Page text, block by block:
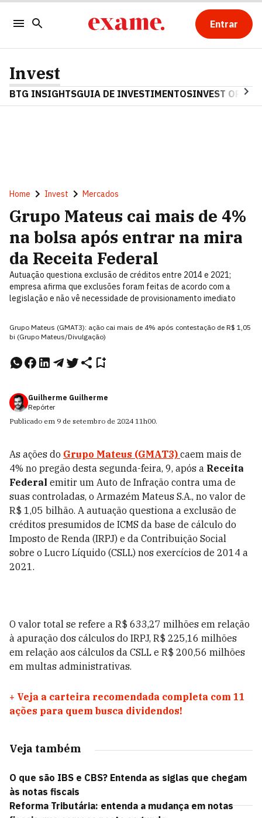
Entrar
Invest
BTG INSIGHTSGUIA DE INVESTIMENTOSINVEST OPINA
Home Invest Mercados
Grupo Mateus cai mais de 4%
na bolsa após entrar na mira
da Receita Federal
Autuação questiona exclusão de créditos entre 2014 e 2021;
empresa afirma que exclusões foram feitas de acordo com a
legislação e não vê necessidade de provisionamento imediato
Grupo Mateus (GMAT3): ação cai mais de 4% após contestação de R$ 1,05
bi (Grupo Mateus/Divulgação)
Guilherme Guilherme
Repórter
Publicado em 9 de setembro de 2024 11h00.
As ações do Grupo Mateus (GMAT3) caem mais de
4% no pregão desta segunda-feira, 9, após a Receita
Federal emitir um Auto de Infração contra uma de
suas controladas, o Armazém Mateus S.A., no valor de
R$ 1,05 bilhão. A autuação questiona a exclusão de
créditos presumidos de ICMS da base de cálculo do
Imposto de Renda (IRPJ) e da Contribuição Social
sobre o Lucro Líquido (CSLL) nos exercícios de 2014 a
2021.
O valor total se refere a R$ 633,27 milhões em relação
à apuração dos cálculos do IRPJ, R$ 225,16 milhões
em relação aos cálculos da CSLL e R$ 200,56 milhões
em multas administrativas.
+ Veja a carteira recomendada completa com 11
ações para quem busca dividendos!
Veja também
O que são IBS e CBS? Entenda as siglas que chegam
às notas fiscais
Reforma Tributária: entenda a mudança em notas